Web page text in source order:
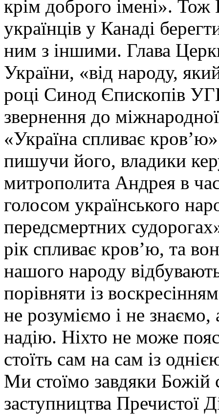
крім доброго імені». Тож
українців у Канаді
ним з іншими. Глава
України, «від народу,
році Синод Єпископів
звернення до
«Україна спливає
пишучи його, владики
митрополита Андрея в
голосом українського
передсмертних
рік спливає кров’ю, та
нашого народу
порівняти із
не розуміємо і не
надію. Ніхто не може
стоїть сам на сам із
Ми стоїмо завдяки Божій
заступництва Пречистої